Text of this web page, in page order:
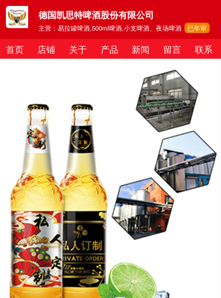
德国凯思特啤酒股份有限公司
主营：易拉罐啤酒,500ml啤酒,小支啤酒、夜场啤酒 已年审
首页 店铺 关于 产品 新闻 留言 联系